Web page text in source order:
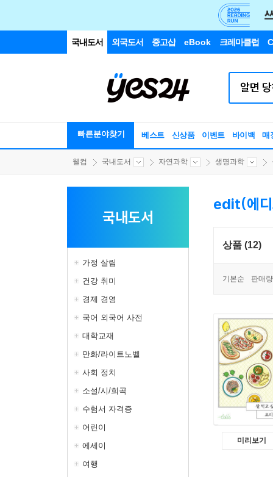
국내도서 외국도서 중고샵 eBook 크레마클럽
빠른분야찾기 베스트 신상품 이벤트 바이백 매
웰컴 국내도서 자연과학 생명과학
국내도서
가정 살림
건강 취미
경제 경영
국어 외국어 사전
대학교재
만화/라이트노벨
사회 정치
소설/시/희곡
수험서 자격증
어린이
에세이
여행
edit(에
상품 (12)
기본순 판매
미리보기